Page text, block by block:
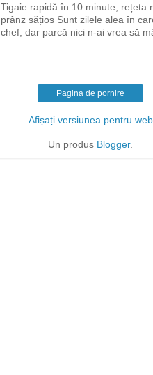
Tigaie rapidă în 10 minute, rețeta
prânz sățios Sunt zilele alea în
chef, dar parcă nici n-ai vrea să
Pagina de pornire
Afișați versiunea pentru web
Un produs Blogger.